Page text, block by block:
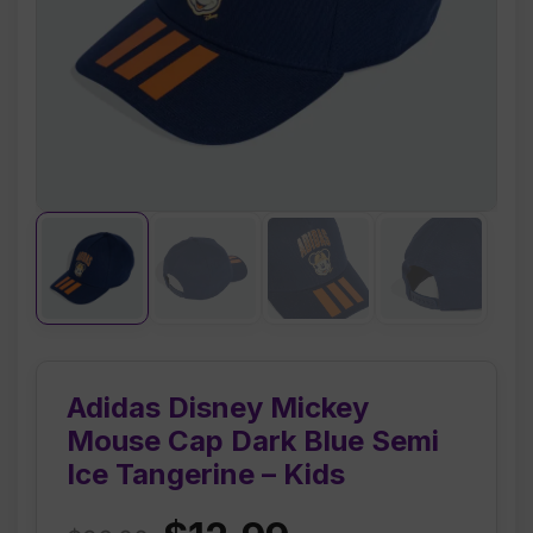
Adidas Disney Mickey
Mouse Cap Dark Blue Semi
Ice Tangerine – Kids